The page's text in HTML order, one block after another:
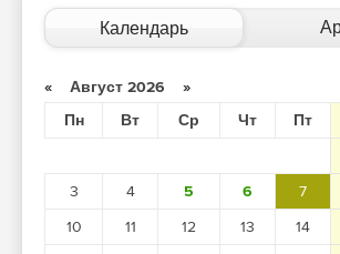
Календарь
« Август 2026 »
Пн
Вт Ср Чт Пт
3
4 5 6 7
10
11 12 13 14